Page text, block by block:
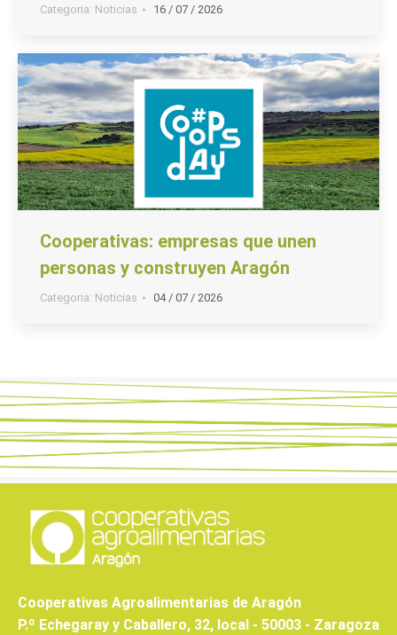
Categoria: Noticias 16 / 07 / 2026
Cooperativas: empresas que unen
personas y construyen Aragón
Categoria: Noticias 04 / 07 / 2026
Cooperativas Agroalimentarias de Aragón
P.º Echegaray y Caballero, 32, local - 50003 - Zaragoza